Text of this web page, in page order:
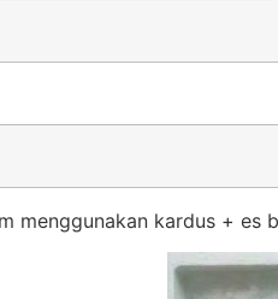
menggunakan kardus +